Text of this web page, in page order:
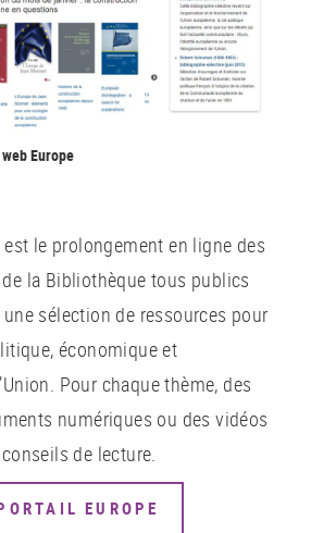
Europe
est le prolongement en ligne des
la Bibliothèque tous publics
sélection de ressources pour
économique et
Pour chaque thème, des
numériques ou des vidéos
de lecture.
EUROPE